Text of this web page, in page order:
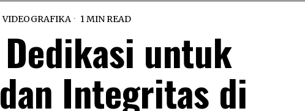
VIDEOGRAFIKA 1 MIN READ
untuk
Integritas di